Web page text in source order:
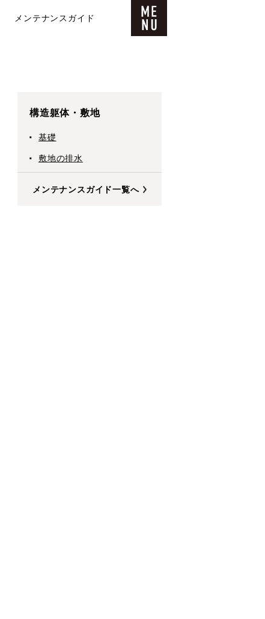
メンテナンスガイド
構造躯体・敷地
基礎
敷地の排水
メンテナンスガイド一覧へ